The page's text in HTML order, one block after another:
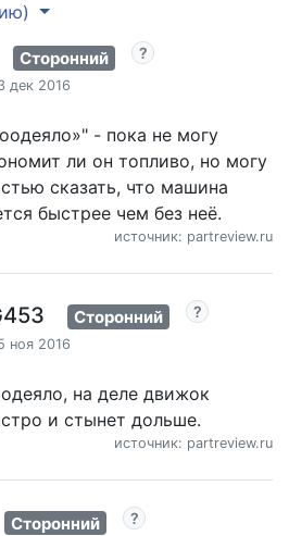
Сторонний
дек 2016
- пока не могу
ли он топливо, но могу
сказать, что машина
быстрее чем без неё.
источник: partreview.ru
Сторонний
ноя 2016
на деле движок
и стынет дольше.
источник: partreview.ru
Сторонний